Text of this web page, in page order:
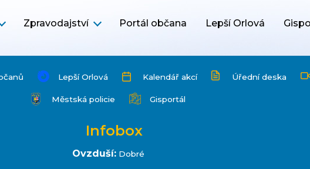
Zpravodajství Portál občana Lepší Orlová
Lepší Orlová Kalendář akcí Úřední deska
Městská policie Gisportál
Infobox
Ovzduší: Dobré